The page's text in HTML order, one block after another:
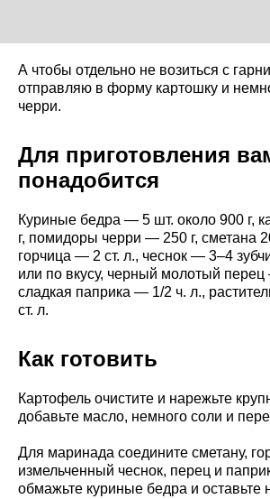
А чтобы отдельно не возиться с
отправляю в форму картошку и
черри.
Для приготовления
понадобится
Куриные бедра — 5 шт. около 900 г,
г, помидоры черри — 250 г, сметана
горчица — 2 ст. л., чеснок — 3–4
или по вкусу, черный молотый
сладкая паприка — 1/2 ч. л.,
ст. л.
Как готовить
Картофель очистите и нарежьте
добавьте масло, немного соли и
Для маринада соедините сметану,
измельченный чеснок, перец и
обмажьте куриные бедра и оставьте